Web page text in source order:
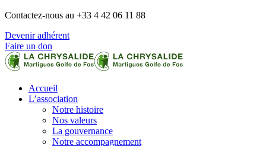
Contactez-nous au +33 4 42 06 11 88
Devenir adhérent
Faire un don
Accueil
L’association
Notre histoire
Nos valeurs
La gouvernance
Notre accompagnement